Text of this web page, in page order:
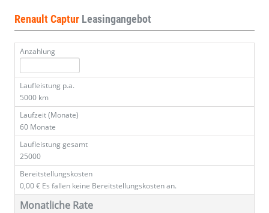
Renault Captur Leasingangebot
Anzahlung
Laufleistung p.a.
5000 km
Laufzeit (Monate)
60 Monate
Laufleistung gesamt
25000
Bereitstellungskosten
0,00 € Es fallen keine Bereitstellungskosten an.
Monatliche Rate